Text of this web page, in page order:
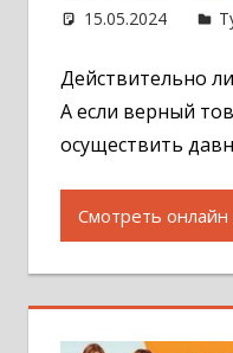
15.05.2024
Действительно
А если верный
осуществить
Смотреть онлайн